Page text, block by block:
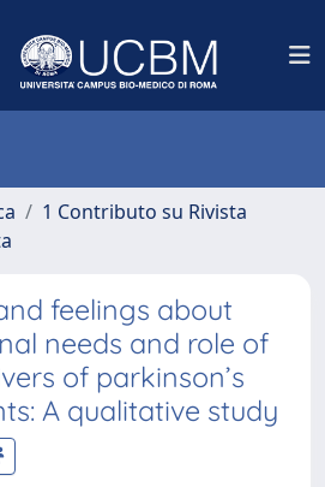
1 Contributo su Rivista
feelings about
needs and role of
of parkinson’s
A qualitative study